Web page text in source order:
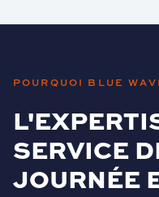
POURQUOI BLUE
SERVICE
JOURNÉE